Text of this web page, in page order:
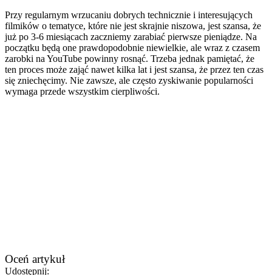
Przy regularnym wrzucaniu dobrych technicznie i interesujących
filmików o tematyce, które nie jest skrajnie niszowa, jest szansa, że
już po 3-6 miesiącach zaczniemy zarabiać pierwsze pieniądze. Na
początku będą one prawdopodobnie niewielkie, ale wraz z czasem
zarobki na YouTube powinny rosnąć. Trzeba jednak pamiętać, że
ten proces może zająć nawet kilka lat i jest szansa, że przez ten czas
się zniechęcimy. Nie zawsze, ale często zyskiwanie popularności
wymaga przede wszystkim cierpliwości.
Oceń artykuł
Udostępnij: